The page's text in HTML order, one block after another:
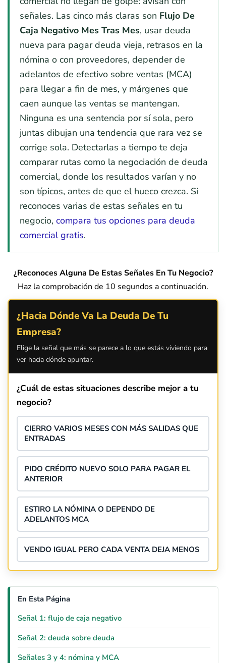
señales. Las cinco más claras son Flujo De
Caja Negativo Mes Tras Mes, usar deuda
nueva para pagar deuda vieja, retrasos en la
nómina o con proveedores, depender de
adelantos de efectivo sobre ventas (MCA)
para llegar a fin de mes, y márgenes que
caen aunque las ventas se mantengan.
Ninguna es una sentencia por sí sola, pero
juntas dibujan una tendencia que rara vez se
corrige sola. Detectarlas a tiempo te deja
comparar rutas como la negociación de deuda
comercial, donde los resultados varían y no
son típicos, antes de que el hueco crezca. Si
reconoces varias de estas señales en tu
negocio, compara tus opciones para deuda
comercial gratis.
¿Reconoces Alguna De Estas Señales En Tu Negocio?
Haz la comprobación de 10 segundos a continuación.
¿Hacia Dónde Va La Deuda De Tu
Empresa?
Elige la señal que más se parece a lo que estás viviendo para
ver hacia dónde apuntar.
¿Cuál de estas situaciones describe mejor a tu
negocio?
CIERRO VARIOS MESES CON MÁS SALIDAS QUE
ENTRADAS
PIDO CRÉDITO NUEVO SOLO PARA PAGAR EL
ANTERIOR
ESTIRO LA NÓMINA O DEPENDO DE
ADELANTOS MCA
VENDO IGUAL PERO CADA VENTA DEJA MENOS
En Esta Página
Señal 1: flujo de caja negativo
Señal 2: deuda sobre deuda
Señales 3 y 4: nómina y MCA